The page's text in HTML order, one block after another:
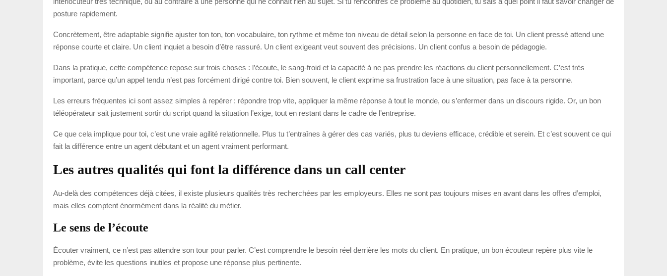
posture rapidement.
Concrètement, être adaptable signifie ajuster ton ton, ton vocabulaire, ton rythme et même ton niveau de détail selon la personne en face de toi. Un client pressé attend une
réponse courte et claire. Un client inquiet a besoin d’être rassuré. Un client exigeant veut souvent des précisions. Un client confus a besoin de pédagogie.
Dans la pratique, cette compétence repose sur trois choses : l’écoute, le sang-froid et la capacité à ne pas prendre les réactions du client personnellement. C’est très
important, parce qu’un appel tendu n’est pas forcément dirigé contre toi. Bien souvent, le client exprime sa frustration face à une situation, pas face à ta personne.
Les erreurs fréquentes ici sont assez simples à repérer : répondre trop vite, appliquer la même réponse à tout le monde, ou s’enfermer dans un discours rigide. Or, un bon
téléopérateur sait justement sortir du script quand la situation l’exige, tout en restant dans le cadre de l’entreprise.
Ce que cela implique pour toi, c’est une vraie agilité relationnelle. Plus tu t’entraînes à gérer des cas variés, plus tu deviens efficace, crédible et serein. Et c’est souvent ce qui
fait la différence entre un agent débutant et un agent vraiment performant.
Les autres qualités qui font la différence dans un call center
Au-delà des compétences déjà citées, il existe plusieurs qualités très recherchées par les employeurs. Elles ne sont pas toujours mises en avant dans les offres d’emploi,
mais elles comptent énormément dans la réalité du métier.
Le sens de l’écoute
Écouter vraiment, ce n’est pas attendre son tour pour parler. C’est comprendre le besoin réel derrière les mots du client. En pratique, un bon écouteur repère plus vite le
problème, évite les questions inutiles et propose une réponse plus pertinente.